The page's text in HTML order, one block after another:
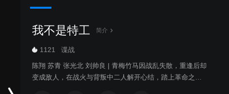
我不是特工 简介
1121 谍战
陈翔 苏青 张光北 刘帅良 | 青梅竹马因战乱失散，重逢后却
变成敌人，在战火与背叛中二人解开心结，踏上革命之